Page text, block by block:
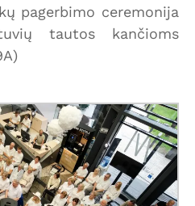
pagerbimo ceremonija
tautos kančioms